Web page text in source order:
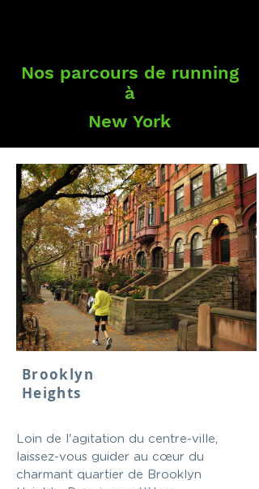
Nos parcours de running
à
New York
Brooklyn
Heights
Loin de l'agitation du centre-ville,
laissez-vous guider au cœur du
charmant quartier de Brooklyn